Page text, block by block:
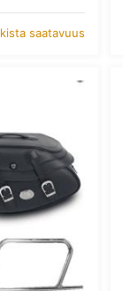
saatavuus